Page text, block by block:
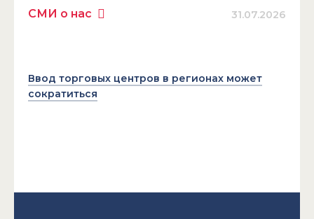
СМИ о нас 31.07.2026
Ввод торговых центров в регионах может
сократиться